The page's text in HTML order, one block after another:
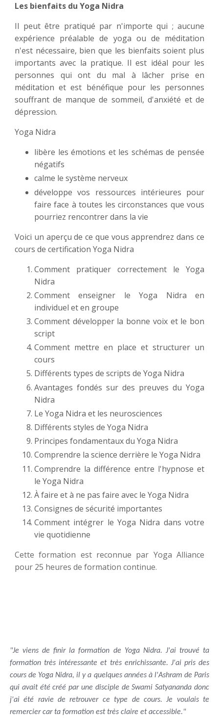
Les bienfaits du Yoga Nidra
Il peut être pratiqué par n'importe qui ; aucune
expérience préalable de yoga ou de méditation
n'est nécessaire, bien que les bienfaits soient plus
importants avec la pratique. Il est idéal pour les
personnes qui ont du mal à lâcher prise en
méditation et est bénéfique pour les personnes
souffrant de manque de sommeil, d'anxiété et de
dépression.
Yoga Nidra
libère les émotions et les schémas de pensée
négatifs
calme le système nerveux
développe vos ressources intérieures pour
faire face à toutes les circonstances que vous
pourriez rencontrer dans la vie
Voici un aperçu de ce que vous apprendrez dans ce
cours de certification Yoga Nidra
Comment pratiquer correctement le Yoga
Nidra
Comment enseigner le Yoga Nidra en
individuel et en groupe
Comment développer la bonne voix et le bon
script
Comment mettre en place et structurer un
cours
Différents types de scripts de Yoga Nidra
Avantages fondés sur des preuves du Yoga
Nidra
Le Yoga Nidra et les neurosciences
Différents styles de Yoga Nidra
Principes fondamentaux du Yoga Nidra
Comprendre la science derrière le Yoga Nidra
Comprendre la différence entre l'hypnose et
le Yoga Nidra
À faire et à ne pas faire avec le Yoga Nidra
Consignes de sécurité importantes
Comment intégrer le Yoga Nidra dans votre
vie quotidienne
Cette formation est reconnue par Yoga Alliance
pour 25 heures de formation continue.
"Je viens de finir la formation de Yoga Nidra. J'ai trouvé ta
formation très intéressante et très enrichissante. J'ai pris des
cours de Yoga Nidra, il y a quelques années à l'Ashram de Paris
qui avait été créé par une disciple de Swami Satyananda donc
j'ai été ravie de retrouver ce type de cours. Je voulais te
remercier car ta formation est très claire et accessible."